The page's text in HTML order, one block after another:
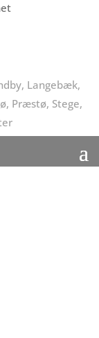
Langebæk,
Præstø, Stege,